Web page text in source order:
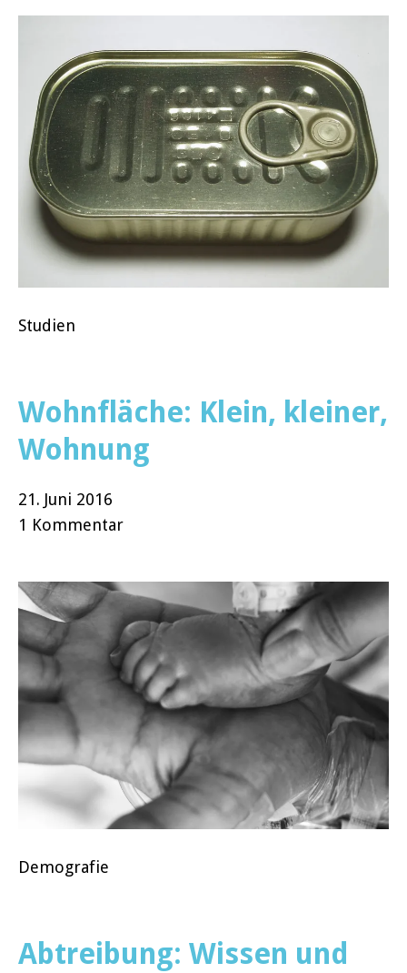
Studien
Wohnfläche: Klein, kleiner,
Wohnung
21. Juni 2016
1 Kommentar
Demografie
Abtreibung: Wissen und